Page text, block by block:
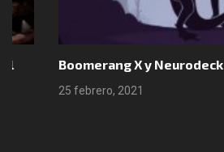
Boomerang X y Neurodeck
25 febrero, 2021